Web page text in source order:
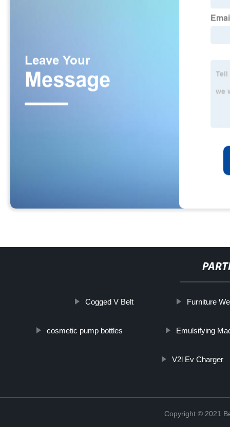
Cogged V Belt Furniture
cosmetic pump bottles Emulsifying
V2l Ev Charger
Copyright © 2021